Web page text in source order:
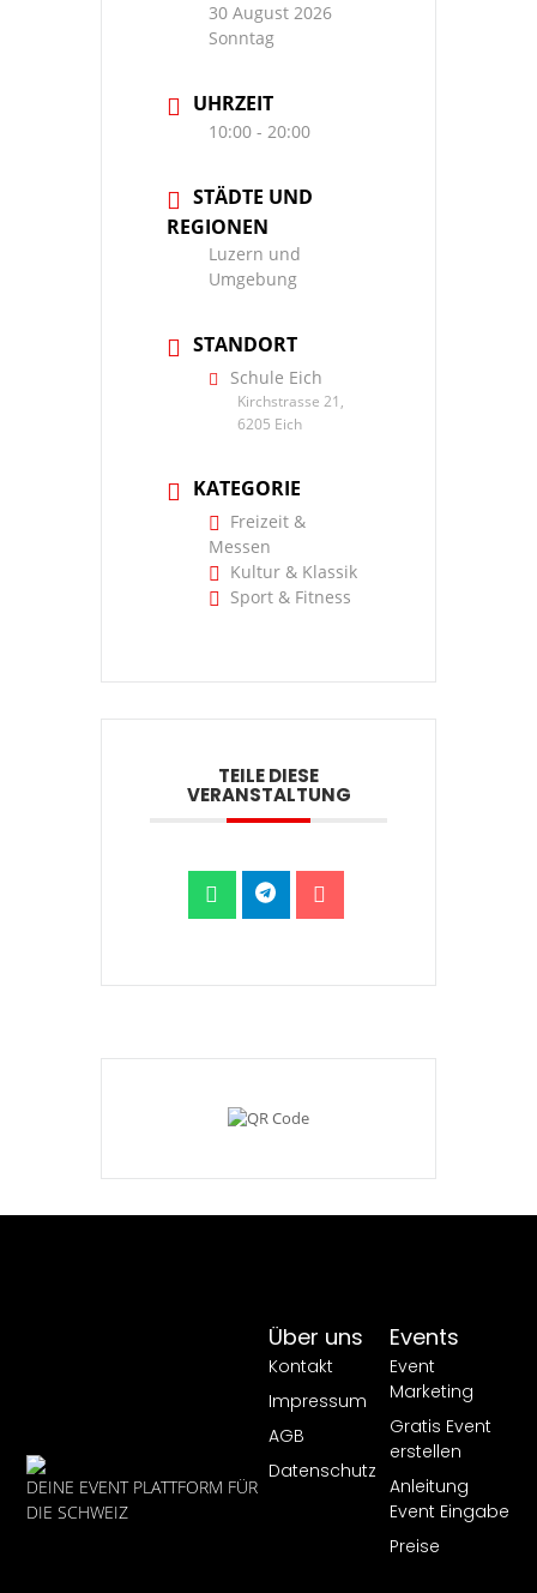
30 August 2026
Sonntag
UHRZEIT
10:00 - 20:00
STÄDTE UND
REGIONEN
Luzern und
Umgebung
STANDORT
Schule Eich
Kirchstrasse 21,
6205 Eich
KATEGORIE
Freizeit &
Messen
Kultur & Klassik
Sport & Fitness
TEILE DIESE
VERANSTALTUNG
DEINE EVENT PLATTFORM FÜR
DIE SCHWEIZ
Events
Event
Marketing
Gratis Event
erstellen
Anleitung
Event Eingabe
Preise
Über uns
Kontakt
Impressum
AGB
Datenschutz